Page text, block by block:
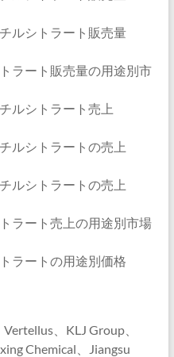
ルシトラート販売量
ラート販売量の用途別市
ルシトラート売上
ルシトラートの売上
ルシトラートの売上
ラート売上の用途別市場
ラートの用途別価格
、KLJ Group、
Chemical、Jiangsu